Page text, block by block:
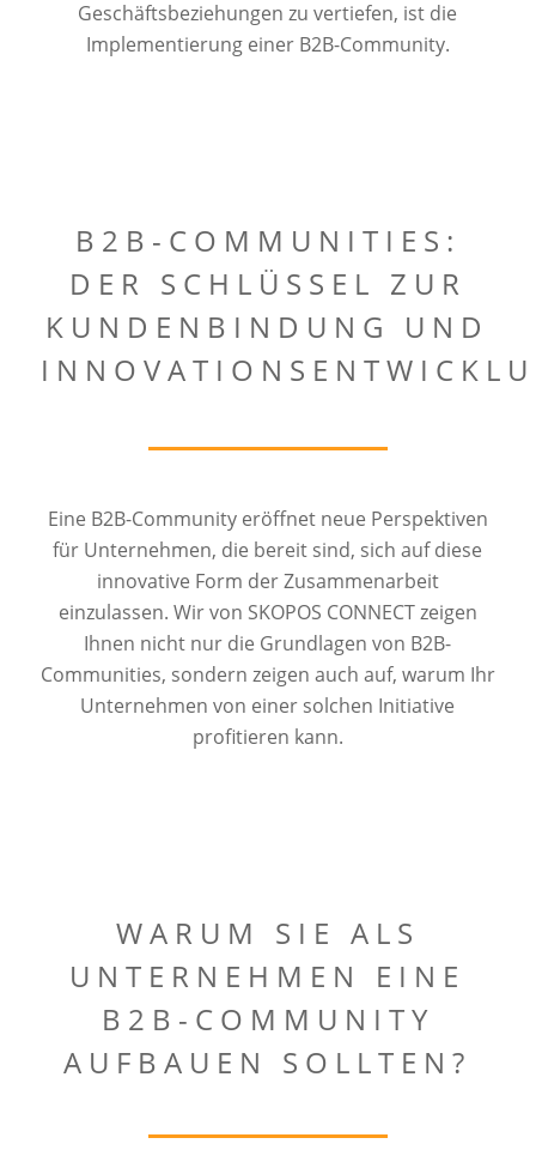
Geschäftsbeziehungen zu vertiefen, ist die
Implementierung einer B2B-Community.
B2B-COMMUNITIES:
DER SCHLÜSSEL ZUR
KUNDENBINDUNG UND
Eine B2B-Community eröffnet neue Perspektiven
für Unternehmen, die bereit sind, sich auf diese
innovative Form der Zusammenarbeit
einzulassen. Wir von SKOPOS CONNECT zeigen
Ihnen nicht nur die Grundlagen von B2B-
Communities, sondern zeigen auch auf, warum Ihr
Unternehmen von einer solchen Initiative
profitieren kann.
WARUM SIE ALS
UNTERNEHMEN EINE
B2B-COMMUNITY
AUFBAUEN SOLLTEN?